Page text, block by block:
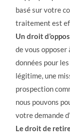
basé sur votre
traitement est
Un droit
de vous
données pour
légitime, une
prospection
nous pouvons
votre demande
Le droit de